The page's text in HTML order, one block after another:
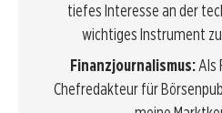
tiefes Interesse an der
wichtiges Instrument
Finanzjournalismus:Als
Chefredakteur für